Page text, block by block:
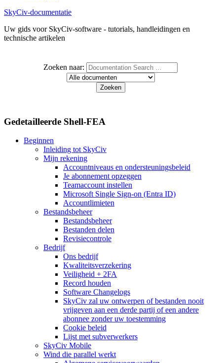
SkyCiv-documentatie
Uw gids voor SkyCiv-software - tutorials, handleidingen en
technische artikelen
Zoeken naar:
Gedetailleerde Shell-FEA
Beginnen
Inleiding tot SkyCiv
Mijn rekening
Accountniveaus en ondersteuningsbeleid
Je abonnement opzeggen
Teamaccount instellen
Microsoft Single Sign-on (Entra ID)
Accountlimieten
Bestandsbeheer
Bestandsbeheer
Bestanden delen
Revisiecontrole
Bedrijf
Ons bedrijf
Kwaliteitsverzekering
Veiligheid + 2FA
Record houden
Software Changelogs
SkyCiv zal uw ontwerpen of bestanden nooit
vrijgeven aan een derde partij of een andere
abonnee zonder uw toestemming
Cookie beleid
Lijst met subverwerkers
SkyCiv Mobile
Wind die parallel werkt